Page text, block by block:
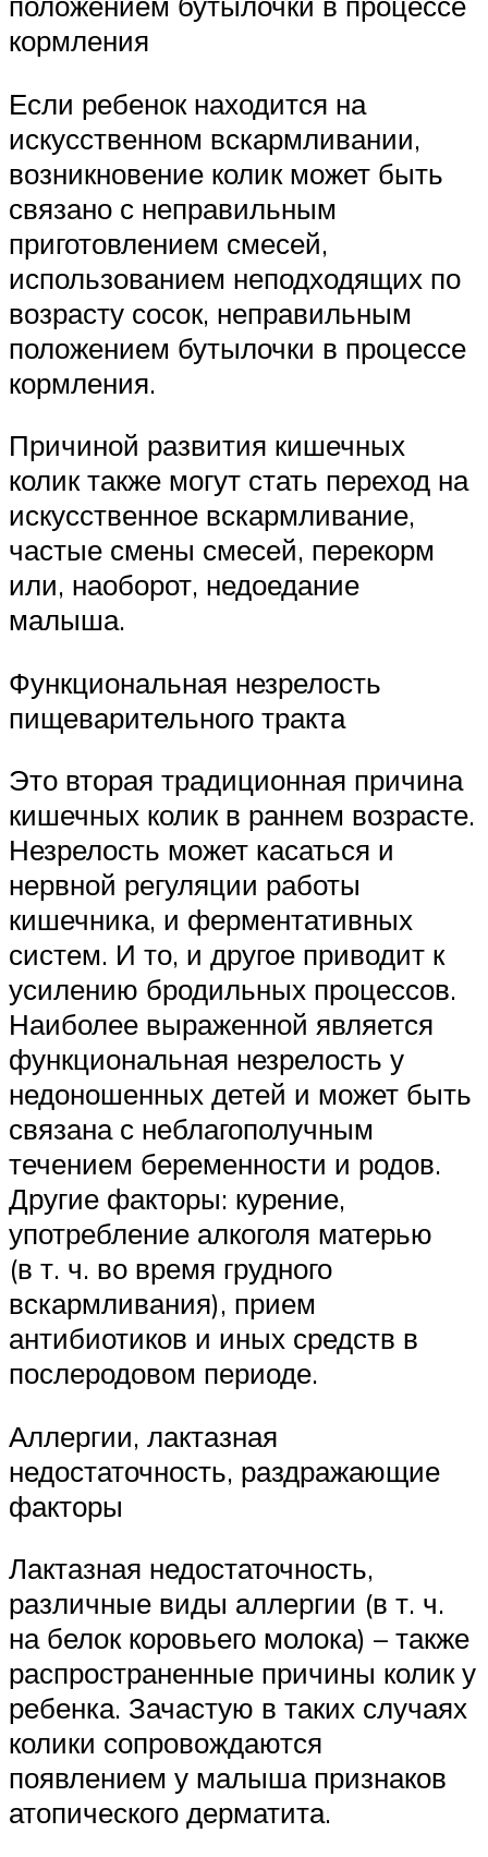
кормления
Если ребенок находится на
искусственном вскармливании,
возникновение колик может быть
связано с неправильным
приготовлением смесей,
использованием неподходящих по
возрасту сосок, неправильным
положением бутылочки в процессе
кормления.
Причиной развития кишечных
колик также могут стать переход на
искусственное вскармливание,
частые смены смесей, перекорм
или, наоборот, недоедание
малыша.
Функциональная незрелость
пищеварительного тракта
Это вторая традиционная причина
кишечных колик в раннем возрасте.
Незрелость может касаться и
нервной регуляции работы
кишечника, и ферментативных
систем. И то, и другое приводит к
усилению бродильных процессов.
Наиболее выраженной является
функциональная незрелость у
недоношенных детей и может быть
связана с неблагополучным
течением беременности и родов.
Другие факторы: курение,
употребление алкоголя матерью
(в т. ч. во время грудного
вскармливания), прием
антибиотиков и иных средств в
послеродовом периоде.
Аллергии, лактазная
недостаточность, раздражающие
факторы
Лактазная недостаточность,
различные виды аллергии (в т. ч.
на белок коровьего молока) – также
распространенные причины колик у
ребенка. Зачастую в таких случаях
колики сопровождаются
появлением у малыша признаков
атопического дерматита.